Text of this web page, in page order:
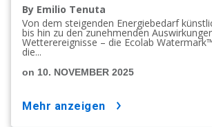
By Emilio Tenuta
Von dem steigenden Energiebedarf
bis hin zu den zunehmenden
Wetterereignisse – die Ecolab
die...
on 10. NOVEMBER 2025
mehr anzeigen